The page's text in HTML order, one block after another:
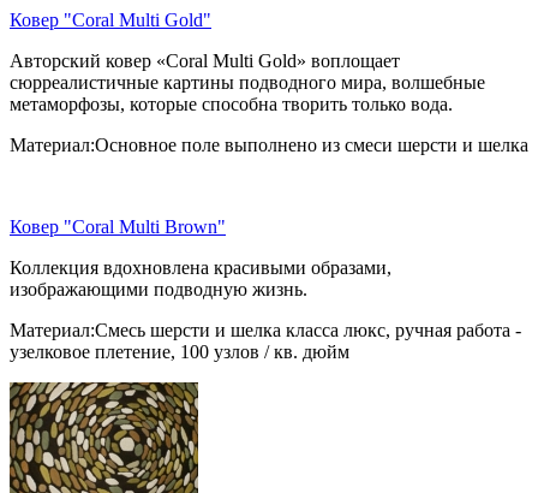
Ковер "Coral Multi Gold"
Авторский ковер «Coral Multi Gold» воплощает
сюрреалистичные картины подводного мира, волшебные
метаморфозы, которые способна творить только вода.
Материал:Основное поле выполнено из смеси шерсти и шелка
Ковер "Coral Multi Brown"
Коллекция вдохновлена красивыми образами,
изображающими подводную жизнь.
Материал:Смесь шерсти и шелка класса люкс, ручная работа -
узелковое плетение, 100 узлов / кв. дюйм